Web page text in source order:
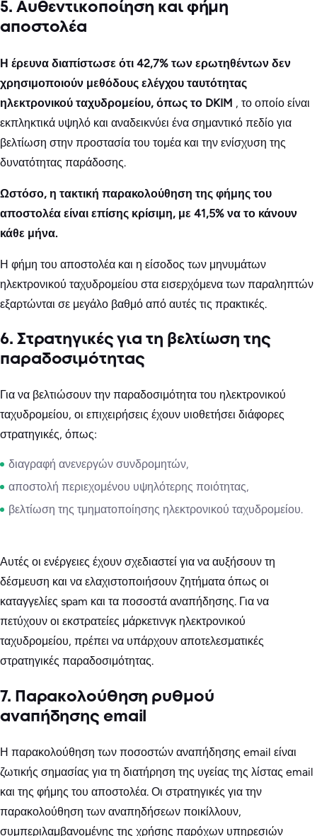
5. Αυθεντικοποίηση και φήμη
αποστολέα
Η έρευνα διαπίστωσε ότι 42,7% των ερωτηθέντων δεν
χρησιμοποιούν μεθόδους ελέγχου ταυτότητας
ηλεκτρονικού ταχυδρομείου, όπως το DKIM , το οποίο είναι
εκπληκτικά υψηλό και αναδεικνύει ένα σημαντικό πεδίο για
βελτίωση στην προστασία του τομέα και την ενίσχυση της
δυνατότητας παράδοσης.
Ωστόσο, η τακτική παρακολούθηση της φήμης του
αποστολέα είναι επίσης κρίσιμη, με 41,5% να το κάνουν
κάθε μήνα.
Η φήμη του αποστολέα και η είσοδος των μηνυμάτων
ηλεκτρονικού ταχυδρομείου στα εισερχόμενα των παραληπτών
εξαρτώνται σε μεγάλο βαθμό από αυτές τις πρακτικές.
6. Στρατηγικές για τη βελτίωση της
παραδοσιμότητας
Για να βελτιώσουν την παραδοσιμότητα του ηλεκτρονικού
ταχυδρομείου, οι επιχειρήσεις έχουν υιοθετήσει διάφορες
στρατηγικές, όπως:
διαγραφή ανενεργών συνδρομητών,
αποστολή περιεχομένου υψηλότερης ποιότητας,
βελτίωση της τμηματοποίησης ηλεκτρονικού ταχυδρομείου.
Αυτές οι ενέργειες έχουν σχεδιαστεί για να αυξήσουν τη
δέσμευση και να ελαχιστοποιήσουν ζητήματα όπως οι
καταγγελίες spam και τα ποσοστά αναπήδησης. Για να
πετύχουν οι εκστρατείες μάρκετινγκ ηλεκτρονικού
ταχυδρομείου, πρέπει να υπάρχουν αποτελεσματικές
στρατηγικές παραδοσιμότητας.
7. Παρακολούθηση ρυθμού
αναπήδησης email
Η παρακολούθηση των ποσοστών αναπήδησης email είναι
ζωτικής σημασίας για τη διατήρηση της υγείας της λίστας email
και της φήμης του αποστολέα. Οι στρατηγικές για την
παρακολούθηση των αναπηδήσεων ποικίλλουν,
συμπεριλαμβανομένης της χρήσης παρόχων υπηρεσιών